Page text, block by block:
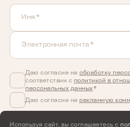
Имя*
Электронная почта*
Даю согласие на обработку
соответствии с политикой в
персональных данных*
Даю согласие на рекламную
Используя сайт, вы соглашаетесь с